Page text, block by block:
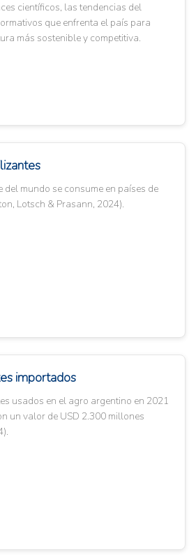
científicos, las tendencias del
que enfrenta el país para
más sostenible y competitiva.
del mundo se consume en países de
Lotsch & Prasann, 2024).
importados
usados en el agro argentino en 2021
un valor de USD 2.300 millones